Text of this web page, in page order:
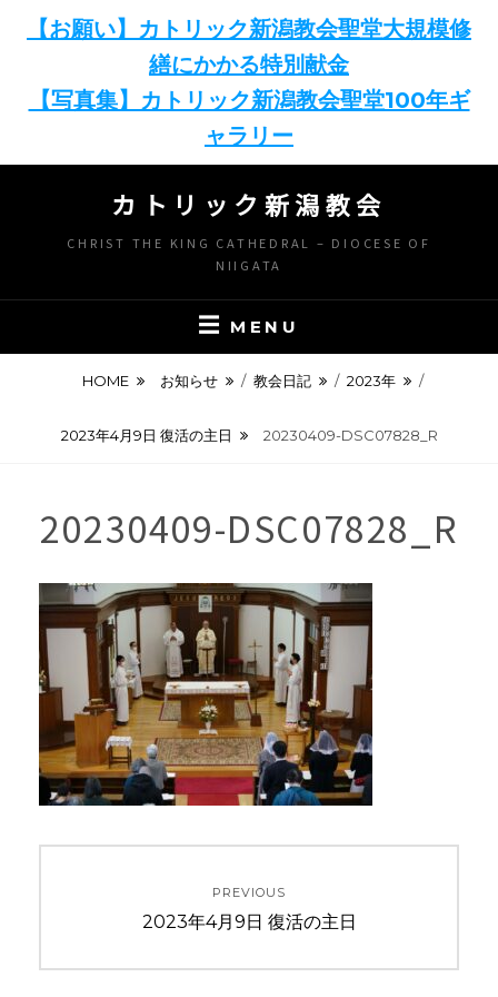
【お願い】カトリック新潟教会聖堂大規模修
繕にかかる特別献金
【写真集】カトリック新潟教会聖堂100年ギ
ャラリー
content
カトリック新潟教会
CHRIST THE KING CATHEDRAL – DIOCESE OF
NIIGATA
MENU
HOME お知らせ / 教会日記 / 2023年 /
2023年4月9日 復活の主日 20230409-DSC07828_R
20230409-DSC07828_R
ナ
PREVIOUS
Previous
2023年4月9日 復活の主日